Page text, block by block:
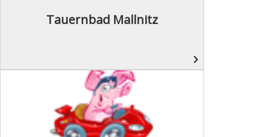
Tauernbad Mallnitz
navigate_next